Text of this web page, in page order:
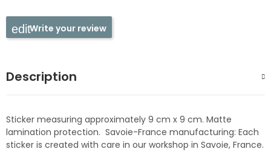
Write your review
Description
Sticker measuring approximately 9 cm x 9 cm. Matte
lamination protection. Savoie-France manufacturing: Each
sticker is created with care in our workshop in Savoie, France.